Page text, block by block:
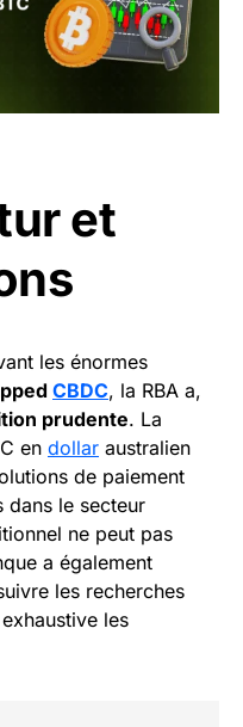
et
les énormes
CBDC, la RBA a,
prudente. La
en dollar australien
de paiement
dans le secteur
ne peut pas
a également
les recherches
les